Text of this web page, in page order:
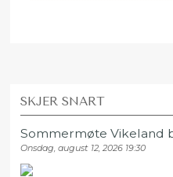
SKJER SNART
Sommermøte Vikeland
Onsdag, august 12, 2026 19:30